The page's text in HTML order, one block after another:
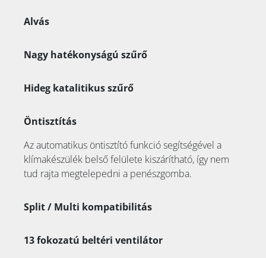
Alvás
Nagy hatékonyságú szűrő
Hideg katalitikus szűrő
Öntisztítás
Az automatikus öntisztító funkció segítségével a
klímakészülék belső felülete kiszárítható, így nem
tud rajta megtelepedni a penészgomba.
Split / Multi kompatibilitás
13 fokozatú beltéri ventilátor